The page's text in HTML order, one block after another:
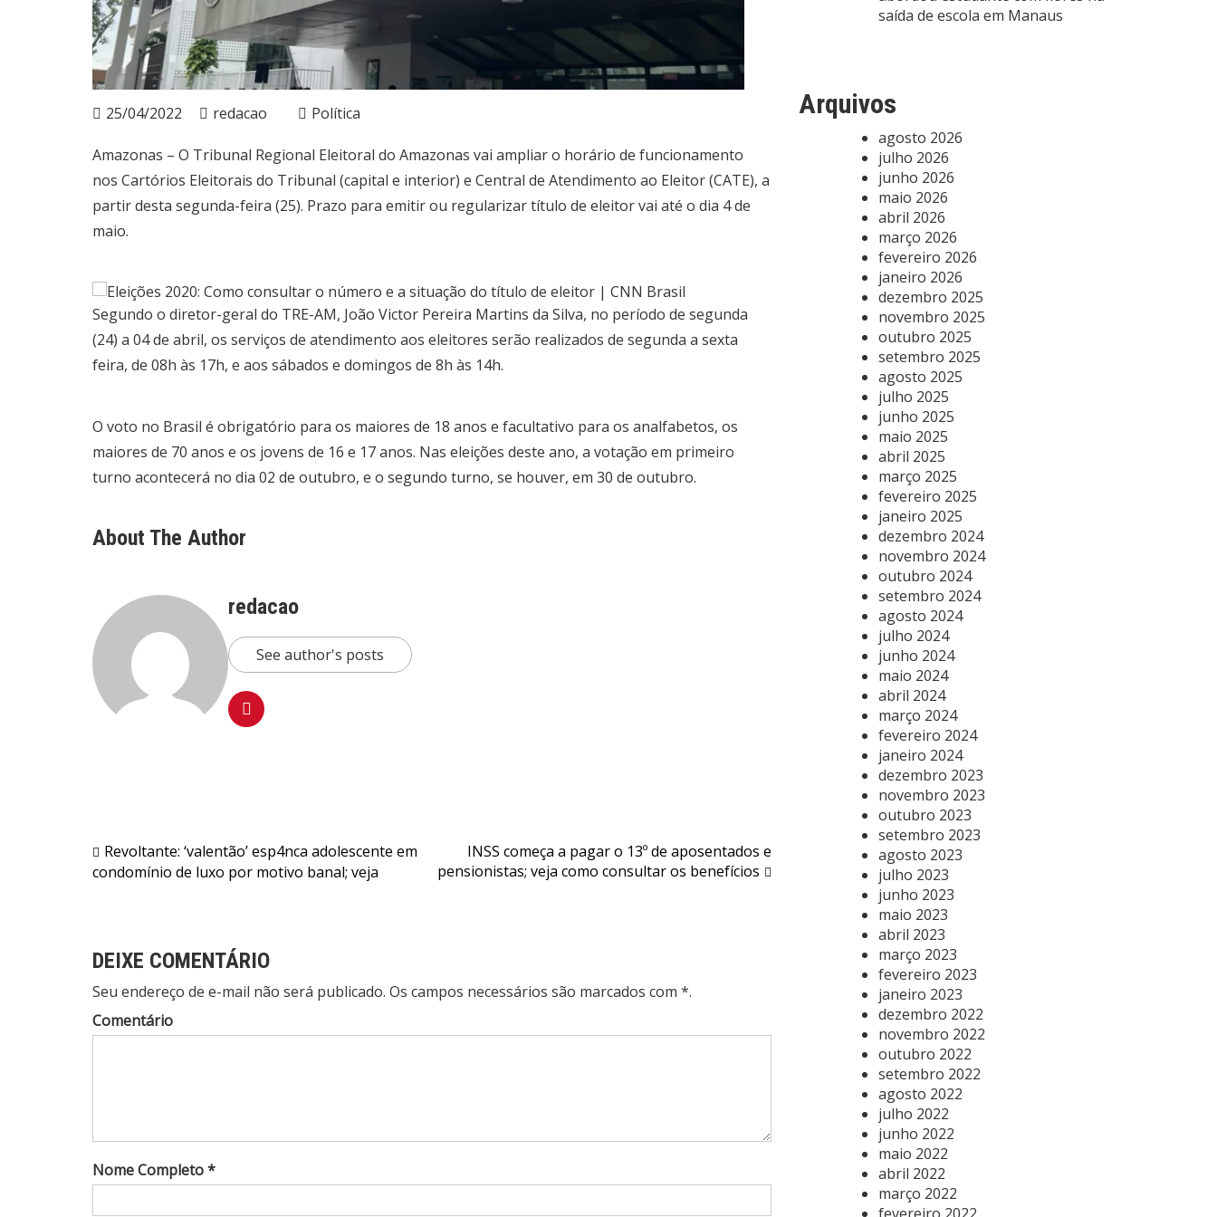
25/04/2022 redacao Política
Amazonas – O Tribunal Regional Eleitoral do Amazonas vai ampliar o horário de funcionamento
nos Cartórios Eleitorais do Tribunal (capital e interior) e Central de Atendimento ao Eleitor (CATE), a
partir desta segunda-feira (25). Prazo para emitir ou regularizar título de eleitor vai até o dia 4 de
maio.
Segundo o diretor-geral do TRE-AM, João Victor Pereira Martins da Silva, no período de segunda
(24) a 04 de abril, os serviços de atendimento aos eleitores serão realizados de segunda a sexta
feira, de 08h às 17h, e aos sábados e domingos de 8h às 14h.
O voto no Brasil é obrigatório para os maiores de 18 anos e facultativo para os analfabetos, os
maiores de 70 anos e os jovens de 16 e 17 anos. Nas eleições deste ano, a votação em primeiro
turno acontecerá no dia 02 de outubro, e o segundo turno, se houver, em 30 de outubro.
About The Author
redacao
See author's posts
Navegação
de
Revoltante: ‘valentão’ esp4nca adolescente em
condomínio de luxo por motivo banal; veja
INSS começa a pagar o 13º de aposentados e
pensionistas; veja como consultar os benefícios
DEIXE COMENTÁRIO
Seu endereço de e-mail não será publicado. Os campos necessários são marcados com *.
Comentário
Nome Completo *
saída de escola em Manaus
Arquivos
agosto 2026
julho 2026
junho 2026
maio 2026
abril 2026
março 2026
fevereiro 2026
janeiro 2026
dezembro 2025
novembro 2025
outubro 2025
setembro 2025
agosto 2025
julho 2025
junho 2025
maio 2025
abril 2025
março 2025
fevereiro 2025
janeiro 2025
dezembro 2024
novembro 2024
outubro 2024
setembro 2024
agosto 2024
julho 2024
junho 2024
maio 2024
abril 2024
março 2024
fevereiro 2024
janeiro 2024
dezembro 2023
novembro 2023
outubro 2023
setembro 2023
agosto 2023
julho 2023
junho 2023
maio 2023
abril 2023
março 2023
fevereiro 2023
janeiro 2023
dezembro 2022
novembro 2022
outubro 2022
setembro 2022
agosto 2022
julho 2022
junho 2022
maio 2022
abril 2022
março 2022